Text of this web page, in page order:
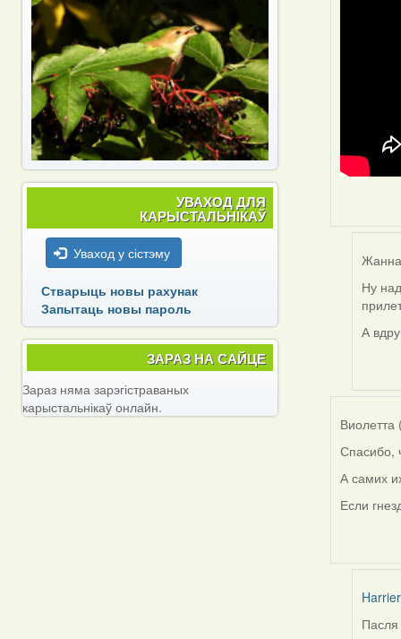
Жанна
In
reply
to
Ну
А
Виолетта
Спасибо,
А самих
Если
Harrier
In
Пасля
УВАХОД ДЛЯ
КАРЫСТАЛЬНІКАЎ
Уваход у сістэму
Стварыць новы рахунак
Запытаць новы пароль
ЗАРАЗ НА САЙЦЕ
Зараз няма зарэгістраваных
карыстальнікаў онлайн.